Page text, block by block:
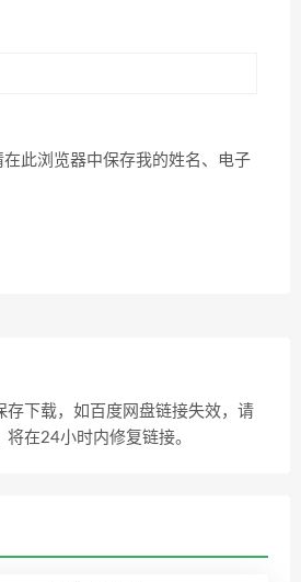
在此浏览器中保存我的姓名、电子
存下载，如百度网盘链接失效，请
在24小时内修复链接。